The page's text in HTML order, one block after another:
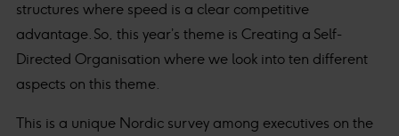
structures where speed is a clear competitive
advantage. So, this year’s theme is Creating a Self-
Directed Organisation where we look into ten different
aspects on this theme.
This is a unique Nordic survey among executives on the